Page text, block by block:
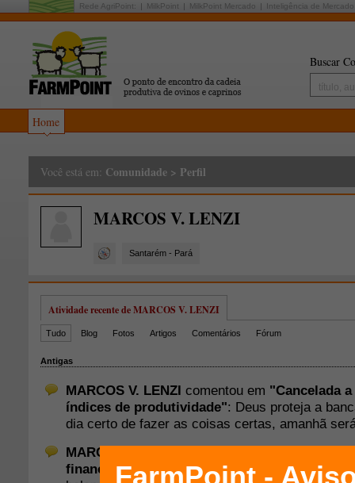
Rede AgriPoint: MilkPoint MilkPoint Mercado Inteligência de Mercado
Buscar
Home
Você está em: Comunidade > Perfil
MARCOS V. LENZI
Santarém - Pará